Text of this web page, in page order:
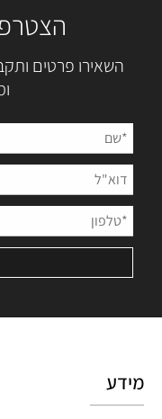
השאירו פרטים
מידע